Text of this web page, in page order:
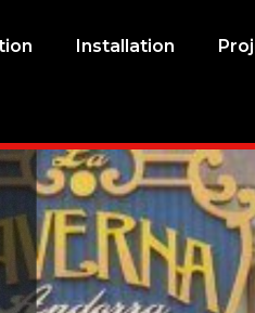
Installation